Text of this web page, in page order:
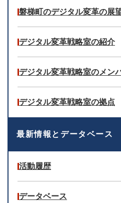
磐梯町のデジタル変革の展
デジタル変革戦略室の紹介
デジタル変革戦略室のメン
デジタル変革戦略室の拠点
最新情報とデータベース
活動履歴
データベース